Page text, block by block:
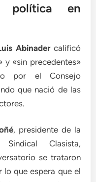
política en
Abinader calificó
y «sin precedentes»
por el Consejo
que nació de las
, presidente de la
Sindical Clasista,
se trataron
lo que espera que el